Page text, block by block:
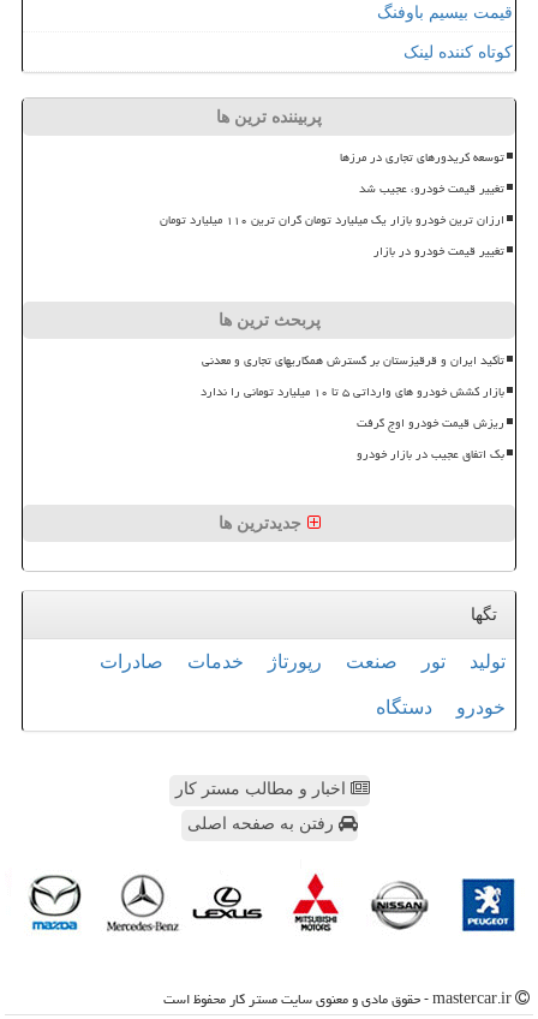
قیمت بیسیم باوفنگ
کوتاه کننده لینک
پربیننده ترین ها
توسعه کریدورهای تجاری در مرزها
تغییر قیمت خودرو، عجیب شد
ارزان ترین خودرو بازار یک میلیارد تومان گران ترین ۱۱۰ میلیارد تومان
تغییر قیمت خودرو در بازار
پربحث ترین ها
تأکید ایران و قرقیزستان بر گسترش همکاریهای تجاری و معدنی
بازار کشش خودرو های وارداتی ۵ تا ۱۰ میلیارد تومانی را ندارد
ریزش قیمت خودرو اوج گرفت
بک اتفاق عجیب در بازار خودرو
جدیدترین ها
تگها
تولید تور صنعت رپورتاژ خدمات صادرات
خودرو دستگاه
اخبار و مطالب مستر کار
رفتن به صفحه اصلی